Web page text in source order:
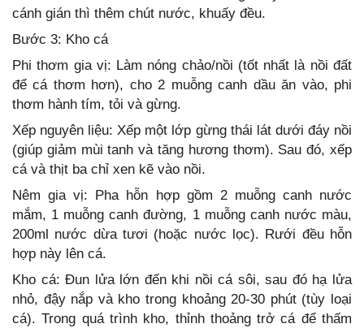
cánh gián thì thêm chút nước, khuấy đều.
Bước 3: Kho cá
Phi thơm gia vị: Làm nóng chảo/nồi (tốt nhất là nồi đất
để cá thơm hơn), cho 2 muỗng canh dầu ăn vào, phi
thơm hành tím, tỏi và gừng.
Xếp nguyên liệu: Xếp một lớp gừng thái lát dưới đáy nồi
(giúp giảm mùi tanh và tăng hương thơm). Sau đó, xếp
cá và thịt ba chỉ xen kẽ vào nồi.
Nêm gia vị: Pha hỗn hợp gồm 2 muỗng canh nước
mắm, 1 muỗng canh đường, 1 muỗng canh nước màu,
200ml nước dừa tươi (hoặc nước lọc). Rưới đều hỗn
hợp này lên cá.
Kho cá: Đun lửa lớn đến khi nồi cá sôi, sau đó hạ lửa
nhỏ, đậy nắp và kho trong khoảng 20-30 phút (tùy loại
cá). Trong quá trình kho, thỉnh thoảng trở cá để thấm